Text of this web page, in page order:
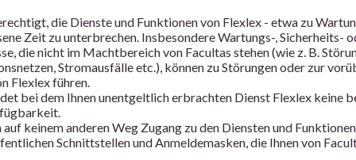
die Dienste und Funktionen von Flexlex - etwa zu
Zeit zu unterbrechen. Insbesondere Wartungs-, Sicherheits-
die nicht im Machtbereich von Facultas stehen (wie z. B.
Stromausfälle etc.), können zu Störungen oder zur
Flexlex führen.
bei dem Ihnen unentgeltlich erbrachten Dienst Flexlex keine
auf keinem anderen Weg Zugang zu den Diensten und
Schnittstellen und Anmeldemasken, die Ihnen von